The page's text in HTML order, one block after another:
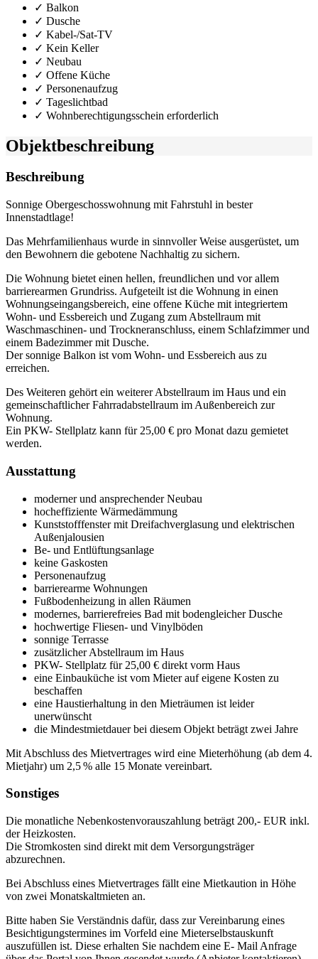
✓ Balkon
✓ Dusche
✓ Kabel-/Sat-TV
✓ Kein Keller
✓ Neubau
✓ Offene Küche
✓ Personenaufzug
✓ Tageslichtbad
✓ Wohnberechtigungsschein erforderlich
Objekt­beschreibung
Beschreibung
Sonnige Obergeschosswohnung mit Fahrstuhl in bester
Innenstadtlage!
Das Mehrfamilienhaus wurde in sinnvoller Weise ausgerüstet, um
den Bewohnern die gebotene Nachhaltig zu sichern.
Die Wohnung bietet einen hellen, freundlichen und vor allem
barrierearmen Grundriss. Aufgeteilt ist die Wohnung in einen
Wohnungseingangsbereich, eine offene Küche mit integriertem
Wohn- und Essbereich und Zugang zum Abstellraum mit
Waschmaschinen- und Trockneranschluss, einem Schlafzimmer und
einem Badezimmer mit Dusche.
Der sonnige Balkon ist vom Wohn- und Essbereich aus zu
erreichen.
Des Weiteren gehört ein weiterer Abstellraum im Haus und ein
gemeinschaftlicher Fahrradabstellraum im Außenbereich zur
Wohnung.
Ein PKW- Stellplatz kann für 25,00 € pro Monat dazu gemietet
werden.
Ausstattung
moderner und ansprechender Neubau
hocheffiziente Wärmedämmung
Kunststofffenster mit Dreifachverglasung und elektrischen
Außenjalousien
Be- und Entlüftungsanlage
keine Gaskosten
Personenaufzug
barrierearme Wohnungen
Fußbodenheizung in allen Räumen
modernes, barrierefreies Bad mit bodengleicher Dusche
hochwertige Fliesen- und Vinylböden
sonnige Terrasse
zusätzlicher Abstellraum im Haus
PKW- Stellplatz für 25,00 € direkt vorm Haus
eine Einbauküche ist vom Mieter auf eigene Kosten zu
beschaffen
eine Haustierhaltung in den Mieträumen ist leider
unerwünscht
die Mindestmietdauer bei diesem Objekt beträgt zwei Jahre
Mit Abschluss des Mietvertrages wird eine Mieterhöhung (ab dem 4.
Mietjahr) um 2,5 % alle 15 Monate vereinbart.
Sonstiges
Die monatliche Nebenkostenvorauszahlung beträgt 200,- EUR inkl.
der Heizkosten.
Die Stromkosten sind direkt mit dem Versorgungsträger
abzurechnen.
Bei Abschluss eines Mietvertrages fällt eine Mietkaution in Höhe
von zwei Monatskaltmieten an.
Bitte haben Sie Verständnis dafür, dass zur Vereinbarung eines
Besichtigungstermines im Vorfeld eine Mieterselbstauskunft
auszufüllen ist. Diese erhalten Sie nachdem eine E- Mail Anfrage